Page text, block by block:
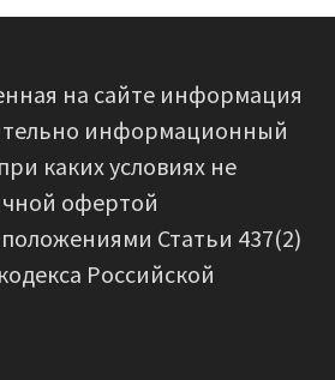
на сайте информация
информационный
каких условиях не
офертой
Статьи 437(2)
Российской